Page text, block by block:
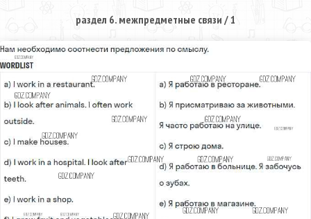
раздел 6. межпредметные связи / 1